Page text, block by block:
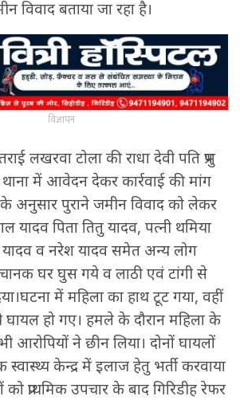
विवाद बताया जा रहा है।
विज्ञापन
लखरवा टोला की राधा देवी पति प्रभु
थाना में आवेदन देकर कार्रवाई की मांग
अनुसार पुराने जमीन विवाद को लेकर
यादव पिता तितु यादव, पत्नी थमिया
यादव व नरेश यादव समेत अन्य लोग
घर घुस गये व लाठी एवं टांगी से
में महिला का हाथ टूट गया, वहीं
हो गए। हमले के दौरान महिला के
आरोपियों ने छीन लिया। दोनों घायलों
स्वास्थ्य केन्द्र में इलाज हेतु भर्ती करवाया
को प्राथमिक उपचार के बाद गिरिडीह रेफर